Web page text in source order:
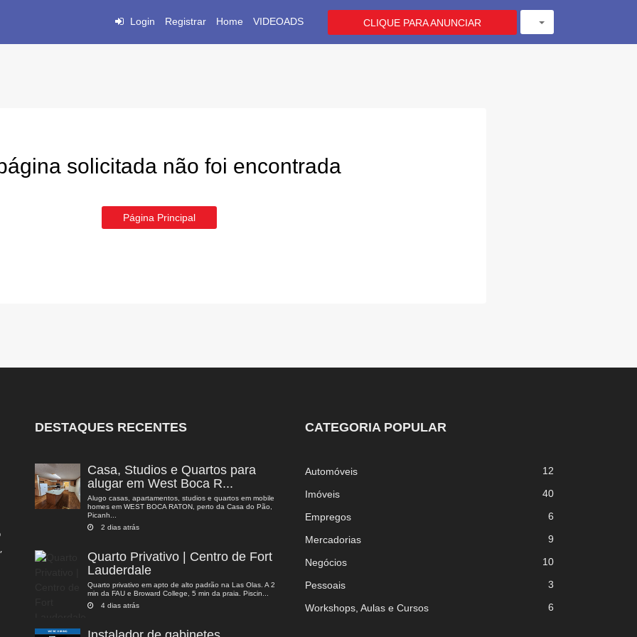
Login Registrar Home VIDEOADS CLIQUE PARA ANUNCIAR
solicitada não foi encontrada
Página Principal
DESTAQUES RECENTES
Casa, Studios e Quartos para
alugar em West Boca R...
Alugo casas, apartamentos, studios e quartos em mobile
homes em WEST BOCA RATON, perto da Casa do Pão,
Picanh...
2 dias atrás
Quarto Privativo | Centro de Fort
Lauderdale
Quarto privativo em apto de alto padrão na Las Olas. A 2
min da FAU e Broward College, 5 min da praia. Piscin...
4 dias atrás
CATEGORIA POPULAR
Automóveis 12
Imóveis 40
Empregos 6
Mercadorias 9
Negócios 10
Pessoais 3
Workshops, Aulas e Cursos 6